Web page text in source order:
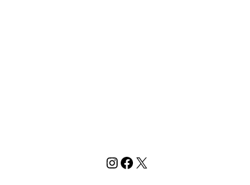
Instagram
Facebook
X (Twitter)